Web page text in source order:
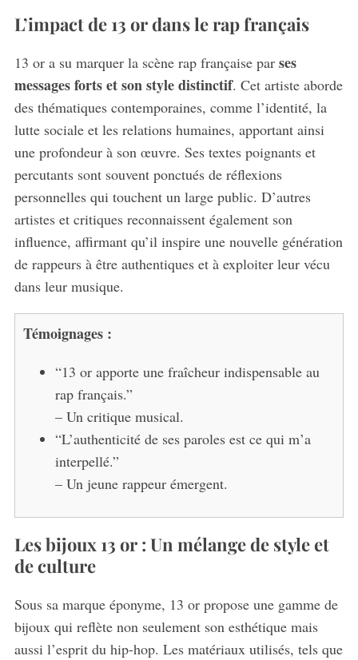
L’impact de 13 or dans le rap français
13 or a su marquer la scène rap française par ses
messages forts et son style distinctif. Cet artiste aborde
des thématiques contemporaines, comme l’identité, la
lutte sociale et les relations humaines, apportant ainsi
une profondeur à son œuvre. Ses textes poignants et
percutants sont souvent ponctués de réflexions
personnelles qui touchent un large public. D’autres
artistes et critiques reconnaissent également son
influence, affirmant qu’il inspire une nouvelle génération
de rappeurs à être authentiques et à exploiter leur vécu
dans leur musique.
Témoignages :
“13 or apporte une fraîcheur indispensable au
rap français.”
– Un critique musical.
“L’authenticité de ses paroles est ce qui m’a
interpellé.”
– Un jeune rappeur émergent.
Les bijoux 13 or : Un mélange de style et
de culture
Sous sa marque éponyme, 13 or propose une gamme de
bijoux qui reflète non seulement son esthétique mais
aussi l’esprit du hip-hop. Les matériaux utilisés, tels que